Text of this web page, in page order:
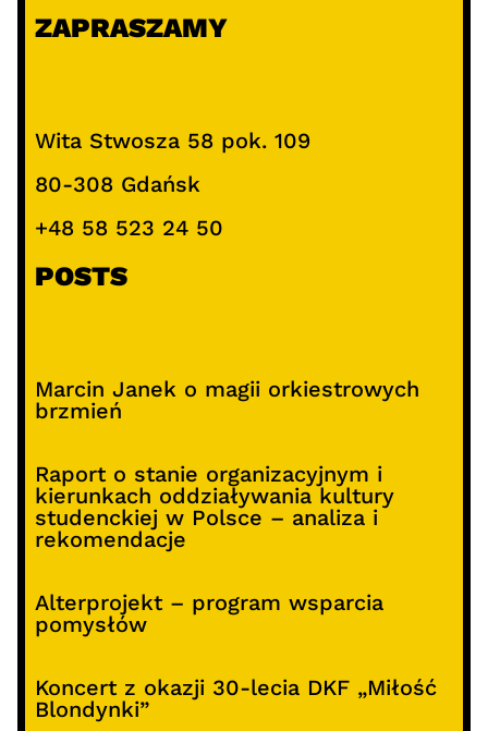
ZAPRASZAMY
Wita Stwosza 58 pok. 109
80-308 Gdańsk
+48 58 523 24 50
POSTS
Marcin Janek o magii orkiestrowych
brzmień
Raport o stanie organizacyjnym i
kierunkach oddziaływania kultury
studenckiej w Polsce – analiza i
rekomendacje
Alterprojekt – program wsparcia
pomysłów
Koncert z okazji 30-lecia DKF „Miłość
Blondynki”